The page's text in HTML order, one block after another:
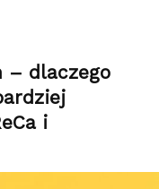
– dlaczego
i